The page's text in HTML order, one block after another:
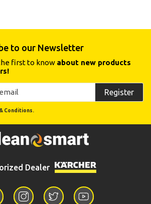
to our Newsletter
first to know about new products
Register
Conditions.
Dealer